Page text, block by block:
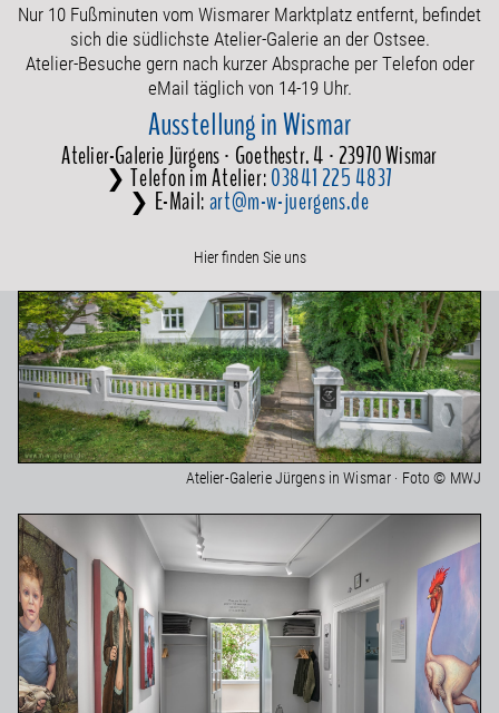
Nur 10 Fußminuten vom Wismarer Marktplatz entfernt, befindet
sich die südlichste Atelier-Galerie an der Ostsee.
Atelier-Besuche gern nach kurzer Absprache per Telefon oder
eMail täglich von 14-19 Uhr.
Ausstellung in Wismar
Atelier-Galerie Jürgens · Goethestr. 4 · 23970 Wismar
❯ Telefon im Atelier:03841 225 4837
❯ E-Mail:art@m-w-juergens.de
Hier finden Sie uns
Atelier-Galerie Jürgens in Wismar · Foto © MWJ